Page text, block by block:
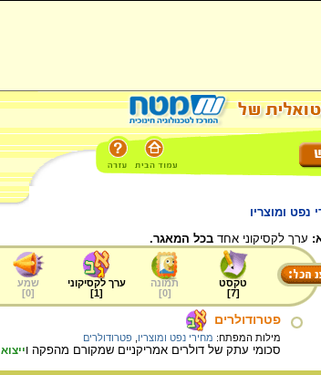
נפט ומוצריו
ערך לקסיקוני אחד בכל המאגר.
טקסט
[
7
]
תמונה
[
0
]
ערך לקסיקוני
[
1
]
שמע
[
0
]
פטרודולרים
מילות המפתח: מחירי נפט ומוצריו פטרודולרים
סכומי עתק של דולרים אמריקניים שמקורם מהפקה וייצוא